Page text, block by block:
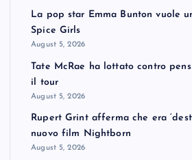
La pop star Emma Bunton vuole
Spice Girls
August 5, 2026
Tate McRae ha lottato contro
il tour
August 5, 2026
Rupert Grint afferma che era
nuovo film Nightborn
August 5, 2026